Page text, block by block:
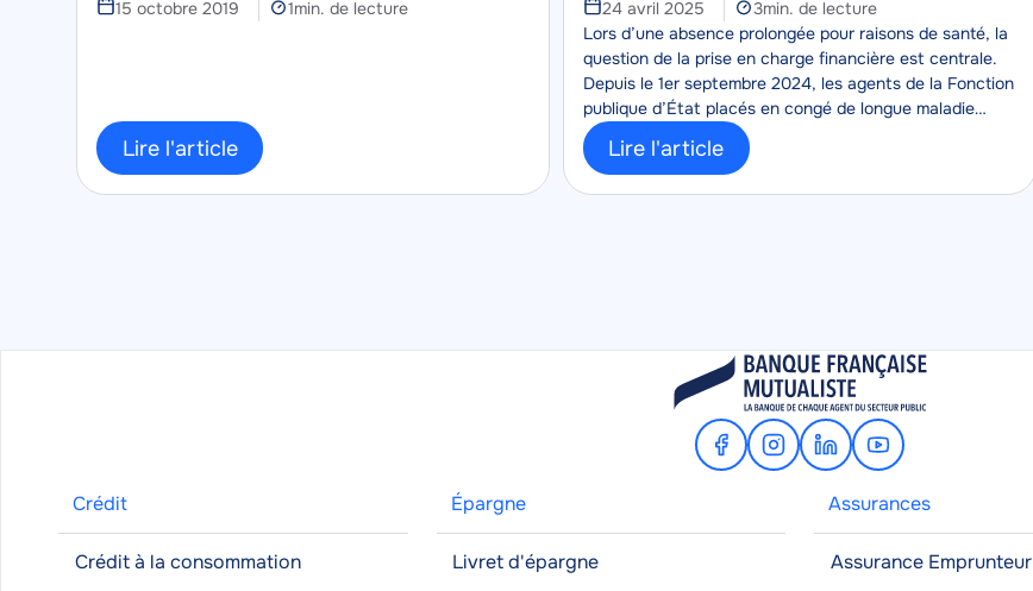
15 octobre 2019
Temps
1min. de lecture
Lire l'article
24 avril 2025
Temps
de
lecture
3min. de lecture
Corps
Lors d’une absence prolongée pour raisons de santé, la
question de la prise en charge financière est centrale.
Depuis le 1er septembre 2024, les agents de la Fonction
publique d’État placés en congé de longue maladie
bénéficient d’un meilleur maintien de leur rémunération.
Lire l'article
FacebookInstagram
LinkedinYoutube
Crédit
Crédit à la consommation
Épargne
Livret d'épargne
Assurances
Assurance Emprunteur